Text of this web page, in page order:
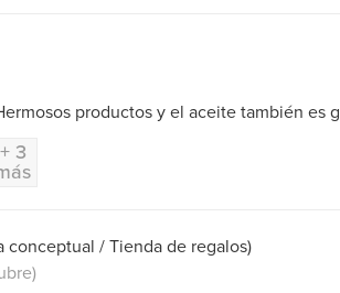
productos y el aceite también es
+ 3
conceptual / Tienda de regalos)